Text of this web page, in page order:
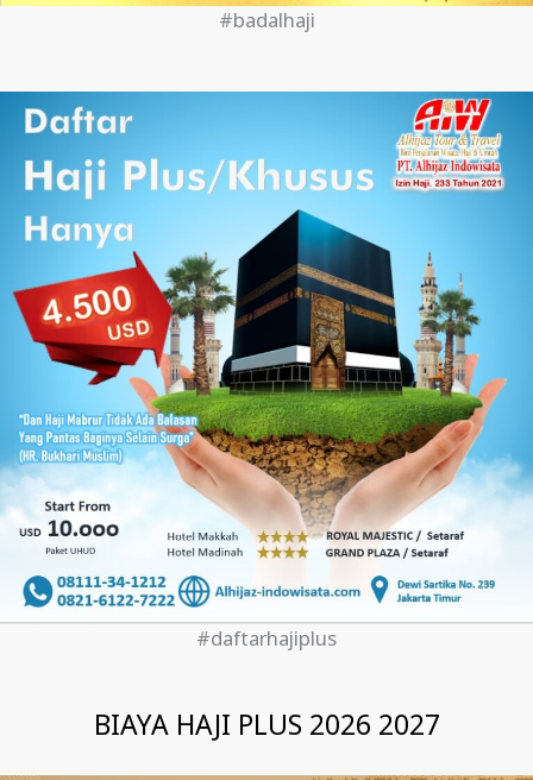
#badalhaji
#daftarhajiplus
BIAYA HAJI PLUS 2026 2027